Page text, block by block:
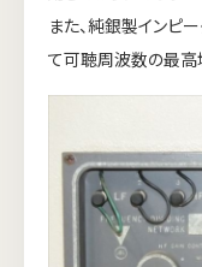
また、純銀製インピ
て可聴周波数の最高